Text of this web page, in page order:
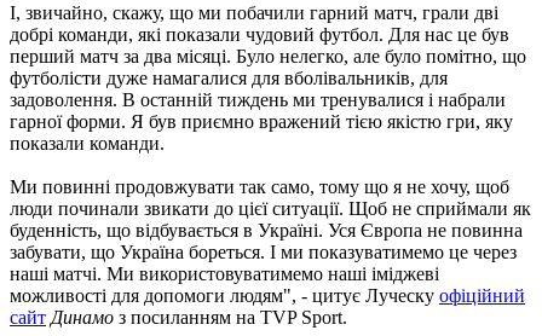
І, звичайно, скажу, що ми побачили гарний матч, грали дві
добрі команди, які показали чудовий футбол. Для нас це був
перший матч за два місяці. Було нелегко, але було помітно, що
футболісти дуже намагалися для вболівальників, для
задоволення. В останній тиждень ми тренувалися і набрали
гарної форми. Я був приємно вражений тією якістю гри, яку
показали команди.
Ми повинні продовжувати так само, тому що я не хочу, щоб
люди починали звикати до цієї ситуації. Щоб не сприймали як
буденність, що відбувається в Україні. Уся Європа не повинна
забувати, що Україна бореться. І ми показуватимемо це через
наші матчі. Ми використовуватимемо наші іміджеві
можливості для допомоги людям", - цитує Луческу офіційний
сайт Динамо з посиланням на TVP Sport.